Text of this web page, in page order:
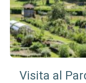
Visita al